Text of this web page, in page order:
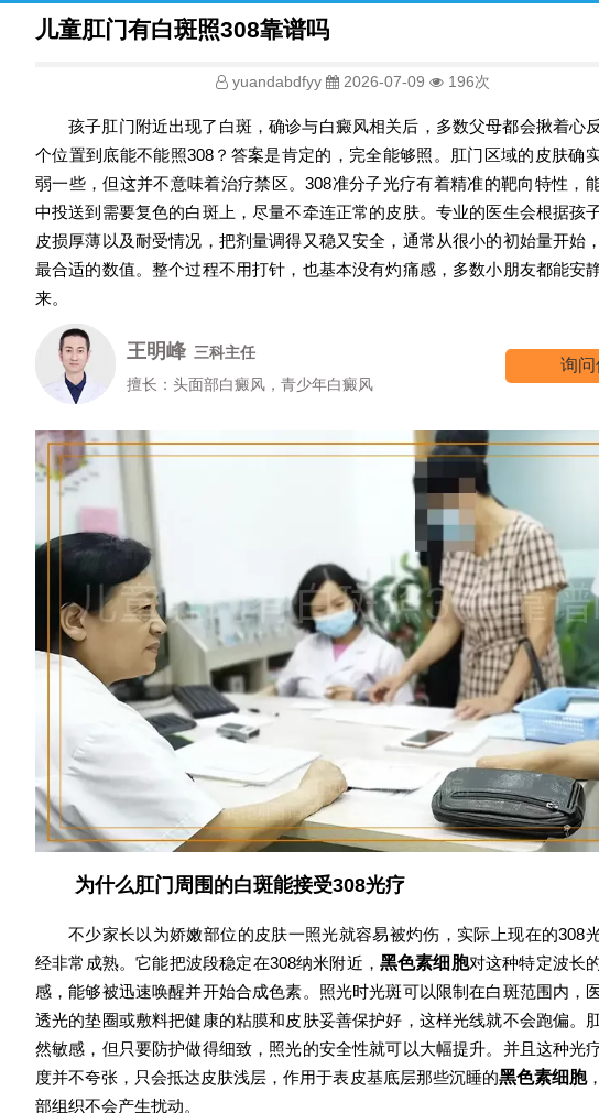
儿童肛门有白斑照308靠谱吗
yuandabdfyy 2026-07-09 196次
孩子肛门附近出现了白斑，确诊与白癜风相关后，多数父母都会揪着心
个位置到底能不能照308？答案是肯定的，完全能够照。肛门区域的皮肤确
弱一些，但这并不意味着治疗禁区。308准分子光疗有着精准的靶向特性，
中投送到需要复色的白斑上，尽量不牵连正常的皮肤。专业的医生会根据孩
皮损厚薄以及耐受情况，把剂量调得又稳又安全，通常从很小的初始量开始
最合适的数值。整个过程不用打针，也基本没有灼痛感，多数小朋友都能安
来。
王明峰 三科主任
擅长：头面部白癜风，青少年白癜风
询
为什么肛门周围的白斑能接受308光疗
不少家长以为娇嫩部位的皮肤一照光就容易被灼伤，实际上现在的308
经非常成熟。它能把波段稳定在308纳米附近， 黑色素细胞对这种特定波长
感，能够被迅速唤醒并开始合成色素。照光时光斑可以限制在白斑范围内，
透光的垫圈或敷料把健康的粘膜和皮肤妥善保护好，这样光线就不会跑偏。
然敏感，但只要防护做得细致，照光的安全性就可以大幅提升。并且这种光
度并不夸张，只会抵达皮肤浅层，作用于表皮基底层那些沉睡的黑色素细胞
部组织不会产生扰动。